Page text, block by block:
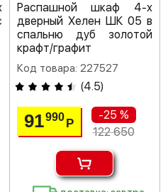
Распашной шкаф 4-х
дверный Хелен ШК 05 в
спальню дуб золотой
крафт/графит
Код товара: 227527
(4.5)
91990 Р
-25 %
122 650